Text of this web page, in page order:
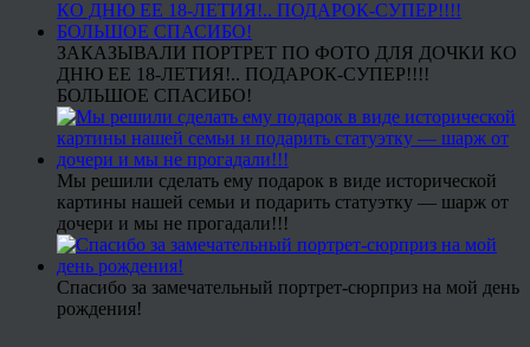
ЗАКАЗЫВАЛИ ПОРТРЕТ ПО ФОТО ДЛЯ ДОЧКИ КО
ДНЮ ЕЕ 18-ЛЕТИЯ!.. ПОДАРОК-СУПЕР!!!!
БОЛЬШОЕ СПАСИБО!
Мы решили сделать ему подарок в виде исторической
картины нашей семьи и подарить статуэтку — шарж от
дочери и мы не прогадали!!!
Спасибо за замечательный портрет-сюрприз на мой день
рождения!